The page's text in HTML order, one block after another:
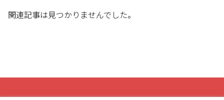
関連記事は見つかりませんでした。